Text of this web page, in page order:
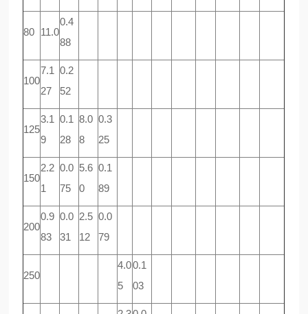
80 11.0
0.4
88
100
7.1
27
0.2
52
125
3.1
9
0.1
28
8.0
8
0.3
25
150
2.2
1
0.0
75
5.6
0
0.1
89
200
0.9
83
0.0
31
2.5
12
0.0
79
250
4.0
5
0.1
03